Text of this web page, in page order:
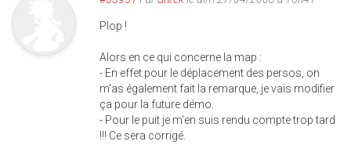
Plop !
Alors en ce qui concerne la map :
- En effet pour le déplacement des persos, on
m'as également fait la remarque, je vais modifier
ça pour la future démo.
- Pour le puit je m'en suis rendu compte trop tard
!!! Ce sera corrigé.